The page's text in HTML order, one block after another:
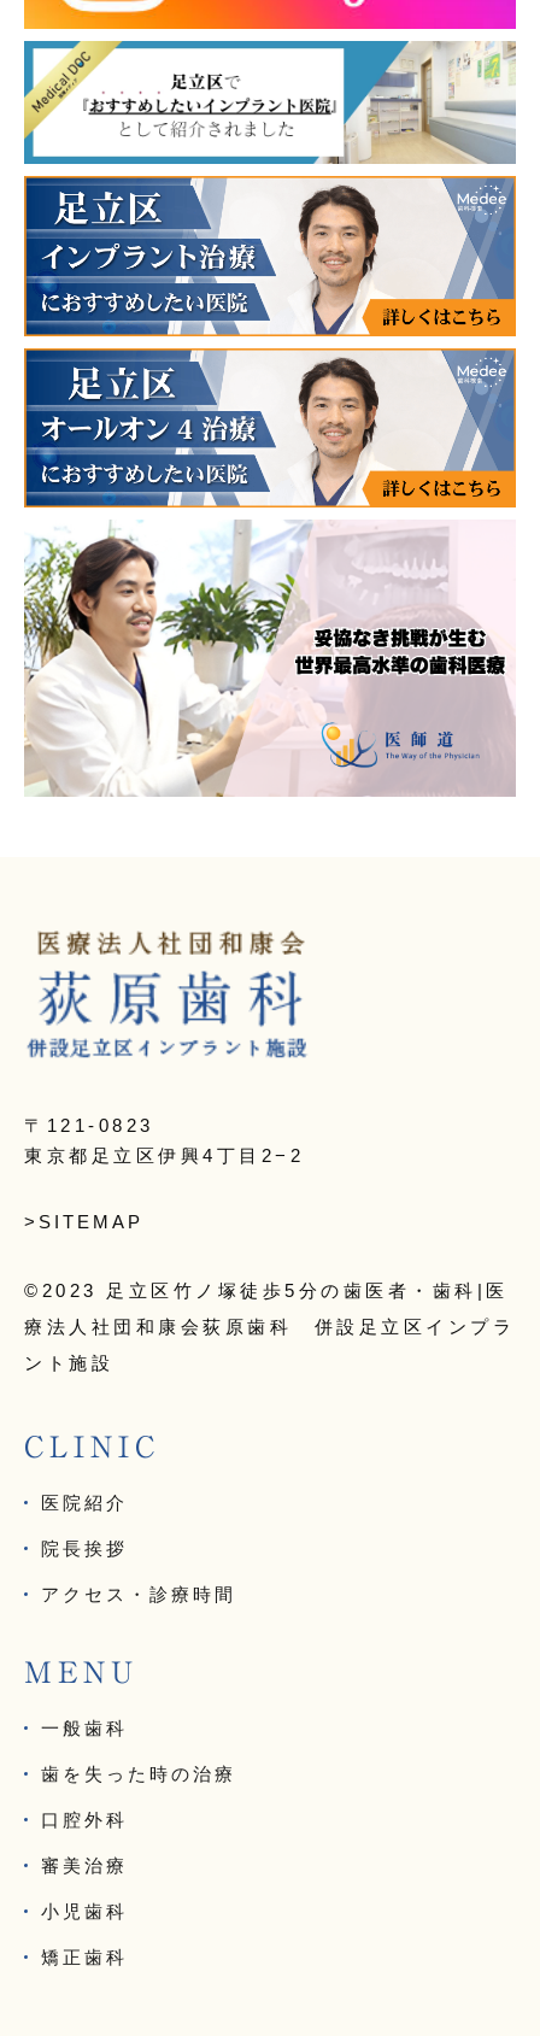
〒121-0823
東京都足立区伊興4丁目2−2
>SITEMAP
©2023 足立区竹ノ塚徒歩5分の歯医者・歯科|医
療法人社団和康会荻原歯科 併設足立区インプラ
ント施設
CLINIC
医院紹介
院長挨拶
アクセス・診療時間
MENU
一般歯科
歯を失った時の治療
口腔外科
審美治療
小児歯科
矯正歯科